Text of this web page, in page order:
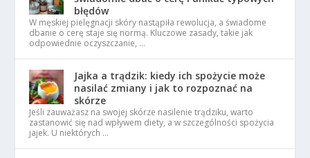
błędów
W męskiej pielęgnacji skóry nastąpiła rewolucja, a świadome
dbanie o cerę staje się normą. Kluczowe zasady, takie jak
odpowiednie oczyszczanie, …
Jajka a trądzik: kiedy ich spożycie może
nasilać zmiany i jak to rozpoznać na
skórze
Jeśli zauważasz na swojej skórze nasilenie trądziku, warto
zastanowić się nad wpływem diety, a w szczególności spożycia
jajek. U niektórych …